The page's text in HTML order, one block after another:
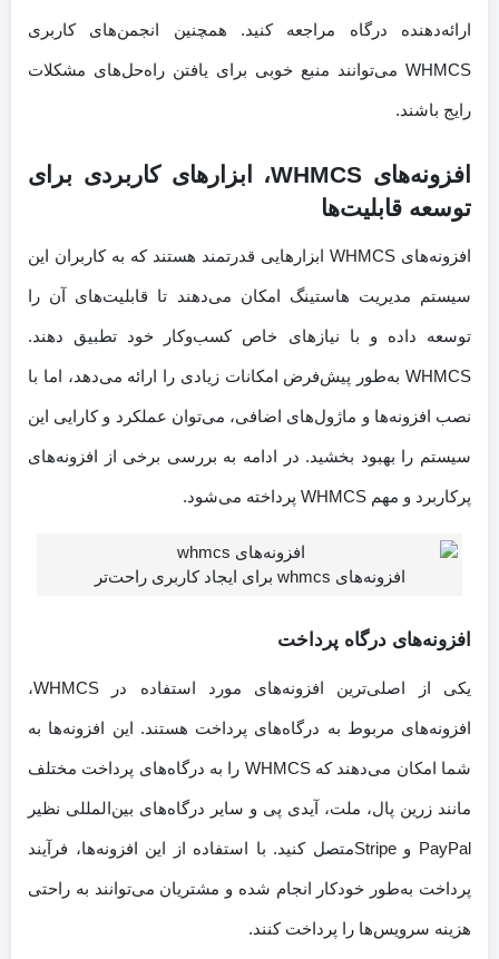
ارائه‌دهنده درگاه مراجعه کنید. همچنین انجمن‌های کاربری
WHMCS می‌توانند منبع خوبی برای یافتن راه‌حل‌های مشکلات
رایج باشند.
افزونه‌های WHMCS، ابزارهای کاربردی برای
توسعه قابلیت‌ها
افزونه‌های WHMCS ابزارهایی قدرتمند هستند که به کاربران این
سیستم مدیریت هاستینگ امکان می‌دهند تا قابلیت‌های آن را
توسعه داده و با نیازهای خاص کسب‌وکار خود تطبیق دهند.
WHMCS به‌طور پیش‌فرض امکانات زیادی را ارائه می‌دهد، اما با
نصب افزونه‌ها و ماژول‌های اضافی، می‌توان عملکرد و کارایی این
سیستم را بهبود بخشید. در ادامه به بررسی برخی از افزونه‌های
پرکاربرد و مهم WHMCS پرداخته می‌شود.
افزونه‌های whmcs برای ایجاد کاربری راحت‌تر
افزونه‌های درگاه پرداخت
یکی از اصلی‌ترین افزونه‌های مورد استفاده در WHMCS،
افزونه‌های مربوط به درگاه‌های پرداخت هستند. این افزونه‌ها به
شما امکان می‌دهند که WHMCS را به درگاه‌های پرداخت مختلف
مانند زرین پال، ملت، آیدی پی و سایر درگاه‌های بین‌المللی نظیر
PayPal و Stripeمتصل کنید. با استفاده از این افزونه‌ها، فرآیند
پرداخت به‌طور خودکار انجام شده و مشتریان می‌توانند به راحتی
هزینه سرویس‌ها را پرداخت کنند.